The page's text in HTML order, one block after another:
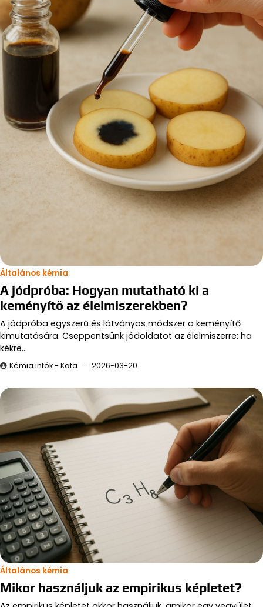
Általános kémia
A jódpróba: Hogyan mutatható ki a
keményítő az élelmiszerekben?
A jódpróba egyszerű és látványos módszer a keményítő
kimutatására. Cseppentsünk jódoldatot az élelmiszerre: ha
kékre…
Kémia infók - Kata 2026-03-20
Általános kémia
Mikor használjuk az empirikus képletet?